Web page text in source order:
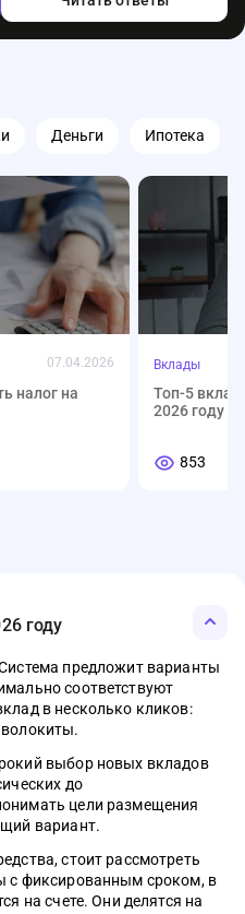
Деньги Ипотека
07.04.2026
налог на
Вклады
Топ-5
2026 году
853
49
WB и
сумма,
490
списокльготным
1633
1407
году
предложит варианты
соответствуют
в несколько кликов:
выбор новых вкладов
до
цели размещения
вариант.
стоит рассмотреть
с фиксированным сроком, в
на счете. Они делятся на